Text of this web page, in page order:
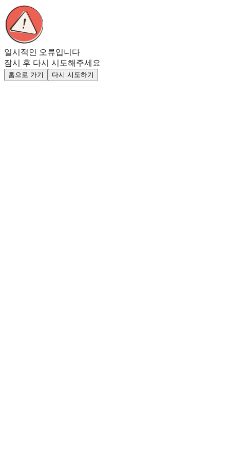
일시적인 오류입니다
잠시 후 다시 시도해주세요
홈으로 가기 다시 시도하기